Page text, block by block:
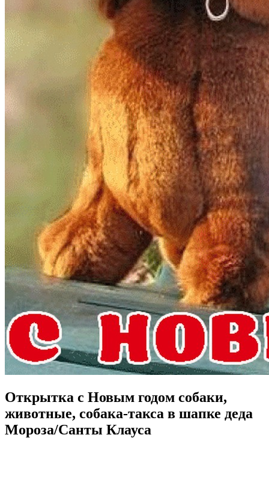
Открытка с Новым годом собаки,
животные, собака-такса в шапке деда
Мороза/Санты Клауса